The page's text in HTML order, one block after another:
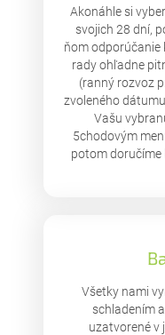
Akonáhle si
svojich 28 dní,
ňom odporúčanie
rady ohľadne
(ranný rozvoz
zvoleného
Vašu
5chodovým
potom doručíme
Všetky nami
schladením
uzatvorené v